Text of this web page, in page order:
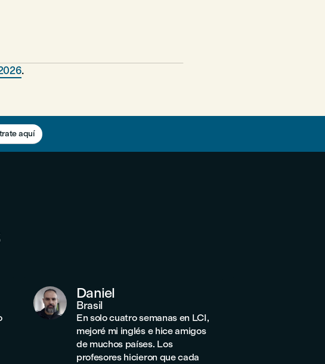
.
aquí
Daniel
Brasil
En solo cuatro semanas en LCI,
mejoré mi inglés e hice amigos
de muchos países. Los
profesores hicieron que cada